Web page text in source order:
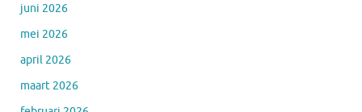
juni 2026
mei 2026
april 2026
maart 2026